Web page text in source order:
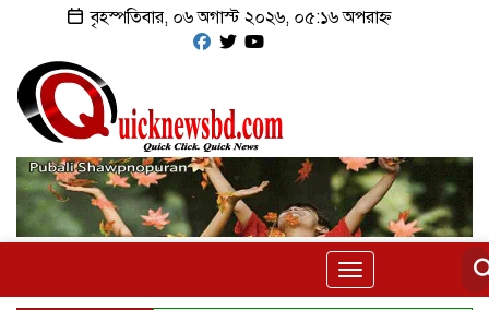
বৃহস্পতিবার, ০৬ অগাস্ট ২০২৬, ০৫:১৬ অপরাহ্ন
Toggle
navigation